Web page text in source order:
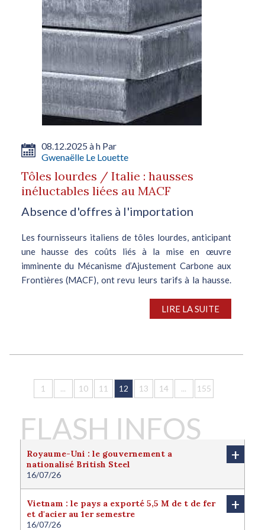
08.12.2025 à h Par
Gwenaëlle Le Louette
Tôles lourdes / Italie : hausses
inéluctables liées au MACF
Absence d'offres à l'importation
Les fournisseurs italiens de tôles lourdes, anticipant
une hausse des coûts liés à la mise en œuvre
imminente du Mécanisme d’Ajustement Carbone aux
Frontières (MACF), ont revu leurs tarifs à la hausse.
LIRE LA SUITE
1 ... 10 11 12 13 14 ... 155
FLASH INFOS
Royaume-Uni : le gouvernement a
nationalisé British Steel
16/07/26
+
Le Royaume-Uni a nationalisé British Steel afin de
protéger l'avenir de la filière sidérurgique locale.
Londres juge cette nationalisation nécessaire pour
protéger l'intérêt national du pays. Le
gouvernement a ainsi finalisé la reprise d’une
Vietnam : le pays a exporté 5,5 M de t de fer
et d'acier au 1er semestre
16/07/26
+